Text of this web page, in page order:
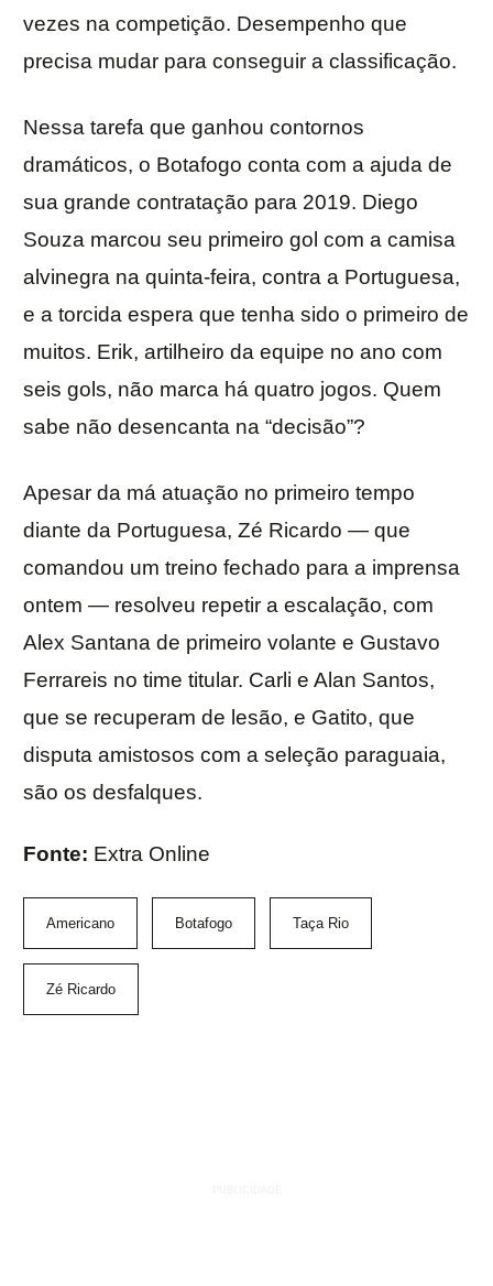
vezes na competição. Desempenho que
precisa mudar para conseguir a classificação.
Nessa tarefa que ganhou contornos
dramáticos, o Botafogo conta com a ajuda de
sua grande contratação para 2019. Diego
Souza marcou seu primeiro gol com a camisa
alvinegra na quinta-feira, contra a Portuguesa,
e a torcida espera que tenha sido o primeiro de
muitos. Erik, artilheiro da equipe no ano com
seis gols, não marca há quatro jogos. Quem
sabe não desencanta na “decisão”?
Apesar da má atuação no primeiro tempo
diante da Portuguesa, Zé Ricardo — que
comandou um treino fechado para a imprensa
ontem — resolveu repetir a escalação, com
Alex Santana de primeiro volante e Gustavo
Ferrareis no time titular. Carli e Alan Santos,
que se recuperam de lesão, e Gatito, que
disputa amistosos com a seleção paraguaia,
são os desfalques.
Fonte: Extra Online
Americano Botafogo Taça Rio
Zé Ricardo